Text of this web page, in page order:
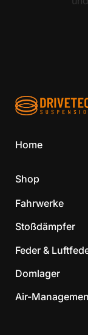
Home
Shop
Fahrwerke
Stoßdämpfer
Feder &
Domlager
Air-